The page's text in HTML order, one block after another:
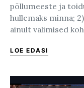
põllumeeste ja
hullemaks minna;
ainult valimised
LOE EDASI